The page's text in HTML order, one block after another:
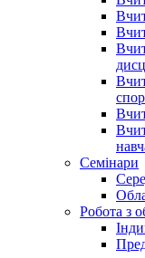
Семінари
Робота з